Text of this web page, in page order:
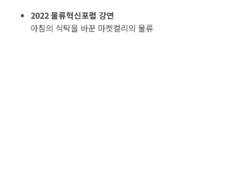
2022 물류혁신포럼 강연
아침의 식탁을 바꾼 마켓컬리의 물류